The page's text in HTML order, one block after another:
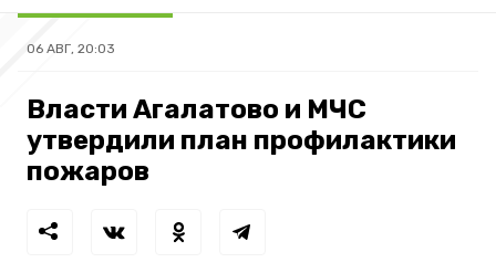
06 АВГ, 20:03
Власти Агалатово и МЧС
утвердили план профилактики
пожаров